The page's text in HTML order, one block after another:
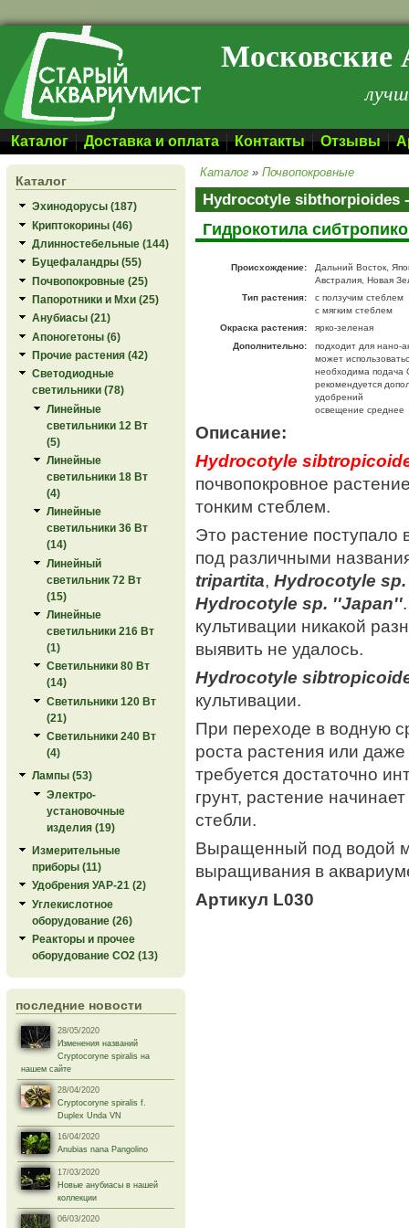
Перейти к основному содержанию Московские
Каталог Доставка и оплата Контакты Отзывы
Каталог
Эхинодорусы (187)
Криптокорины (46)
Длинностебельные (144)
Буцефаландры (55)
Почвопокровные (25)
Папоротники и Мхи (25)
Анубиасы (21)
Апоногетоны (6)
Прочие растения (42)
Светодиодные
светильники (78)
Линейные
светильники 12 Вт
(5)
Линейные
светильники 18 Вт
(4)
Линейные
светильники 36 Вт
(14)
Линейный
светильник 72 Вт
(15)
Линейные
светильники 216 Вт
(1)
Светильники 80 Вт
(14)
Светильники 120 Вт
(21)
Светильники 240 Вт
(4)
Лампы (53)
Электро-
установочные
изделия (19)
Измерительные
приборы (11)
Удобрения УАР-21 (2)
Углекислотное
оборудование (26)
Реакторы и прочее
оборудование СО2 (13)
последние новости
28/05/2020
Изменения названий
Cryptocoryne spiralis на
нашем сайте
28/04/2020
Cryptocoryne spiralis f.
Duplex Unda VN
16/04/2020
Anubias nana Pangolino
17/03/2020
Новые анубиасы в нашей
коллекции
06/03/2020
Каталог »Почвопокровные
Hydrocotyle sibthorpioides
Гидрокотила
Происхождение:
Дальний Восток,
Австралия, Новая
Тип растения:
с ползучим стеблем
с мягким стеблем
Окраска растения:
ярко-зеленая
Дополнительно:
подходит для нано-
может
необходима подача
рекомендуется
удобрений
освещение среднее
Описание:
Hydrocotyle
почвопокровное
тонким стеблем.
Это растение поступало
под различными
tripartita,Hydrocotyle
Hydrocotyle sp. ''Japan''
культивации никакой
выявить не удалось.
Hydrocotyle
культивации.
При переходе в водную
роста растения или
требуется достаточно
грунт, растение
стебли.
Выращенный под водой
выращивания в
Артикул L030